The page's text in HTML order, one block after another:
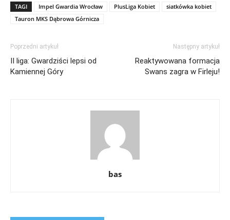
TAGI Impel Gwardia Wrocław PlusLiga Kobiet
siatkówka kobiet
Tauron MKS Dąbrowa Górnicza
Poprzedni artykuł
II liga: Gwardziści lepsi od
Kamiennej Góry
Następny artykuł
Reaktywowana formacja
Swans zagra w Firleju!
bas